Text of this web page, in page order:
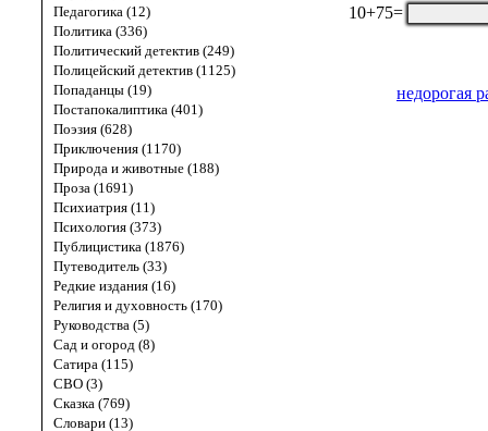
Педагогика (12)
Политика (336)
Политический детектив (249)
Полицейский детектив (1125)
Попаданцы (19)
Постапокалиптика (401)
Поэзия (628)
Приключения (1170)
Природа и животные (188)
Проза (1691)
Психиатрия (11)
Психология (373)
Публицистика (1876)
Путеводитель (33)
Редкие издания (16)
Религия и духовность (170)
Руководства (5)
Сад и огород (8)
Сатира (115)
СВО (3)
Сказка (769)
Словари (13)
10+75=
недорогая